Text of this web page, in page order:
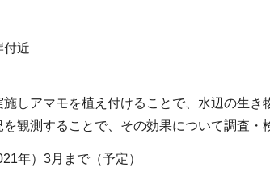
付近
しアマモを植え付けることで、水辺の生
観測することで、その効果について調査
年）3月まで（予定）